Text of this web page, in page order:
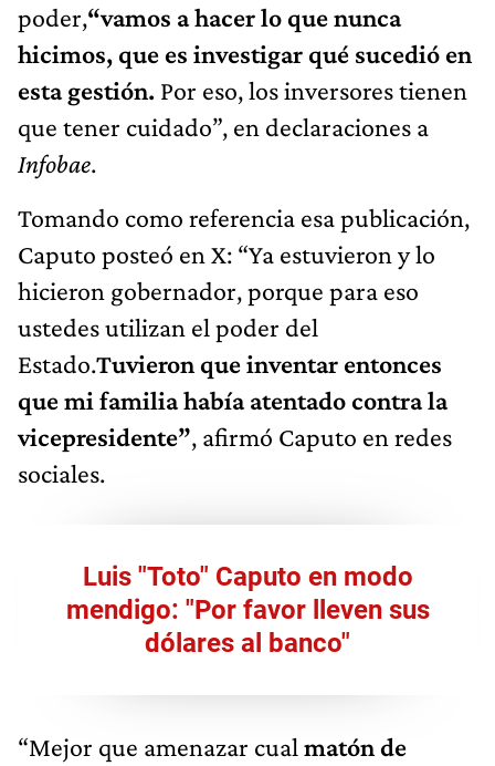
poder,“vamos a hacer lo que nunca
hicimos, que es investigar qué sucedió en
esta gestión. Por eso, los inversores tienen
que tener cuidado”, en declaraciones a
Infobae.
Tomando como referencia esa publicación,
Caputo posteó en X: “Ya estuvieron y lo
hicieron gobernador, porque para eso
ustedes utilizan el poder del
Estado.Tuvieron que inventar entonces
que mi familia había atentado contra la
vicepresidente”, afirmó Caputo en redes
sociales.
Luis "Toto" Caputo en modo
mendigo: "Por favor lleven sus
dólares al banco"
“Mejor que amenazar cual matón de